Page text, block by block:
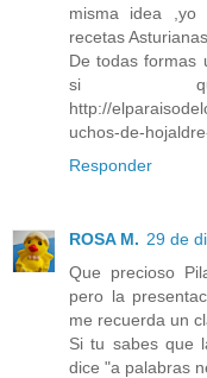
misma idea ,yo
recetas Asturianas
De todas formas
si
http://
uchos-de-
Responder
ROSA M. 29 de
Que precioso
pero la
me recuerda un
Si tu sabes que
dice "a palabras